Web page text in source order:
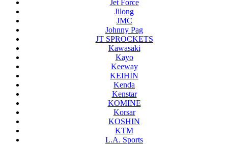
Jet Force
Jilong
JMC
Johnny Pag
JT SPROCKETS
Kawasaki
Kayo
Keeway
KEIHIN
Kenda
Kenstar
KOMINE
Korsar
KOSHIN
KTM
L.A. Sports